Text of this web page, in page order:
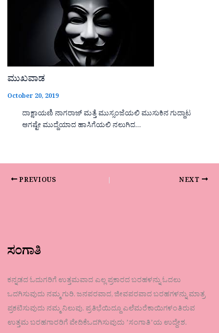
ಮುಖವಾಡ
October 20, 2019
ದಾಕ್ಷಾಯಣಿ ನಾಗರಾಜ್ ಮತ್ತೆ ಮುಸ್ಸಂಜೆಯಲಿ ಮುಸುಕಿನ ಗುದ್ದಾಟ
ಆಗಷ್ಟೇ ಮುದ್ದೆಯಾದ ಹಾಸಿಗೆಯಲಿ ನಲುಗಿದ…
PREVIOUS NEXT
ಸಂಗಾತಿ
ಕನ್ನಡದ ಓದುಗರಿಗೆ ಉತ್ತಮವಾದ ಎಲ್ಲ ಪ್ರಕಾರದ ಬರಹಳನ್ನು ಓದಲು
ಒದಗಿಸುವುದು ನಮ್ಮ ಗುರಿ. ಜನಪರವಾದ, ಜೀವಪರವಾದ ಬರಹಗಳನ್ನು ಮಾತ್ರ
ಪ್ರಕಟಿಸುವುದು ನಮ್ಮ ನಿಲುವು. ಪ್ರತಿಭೆಯಿದ್ದೂ ಎಲೆಮರೆಕಾಯಿಗಳಂತಿರುವ
ಉತ್ತಮ ಬರಹಗಾರರಿಗೆ ವೇದಿಕೆಒದಗಿಸುವುದು ʼಸಂಗಾತಿʼಯ ಉದ್ದೇಶ.